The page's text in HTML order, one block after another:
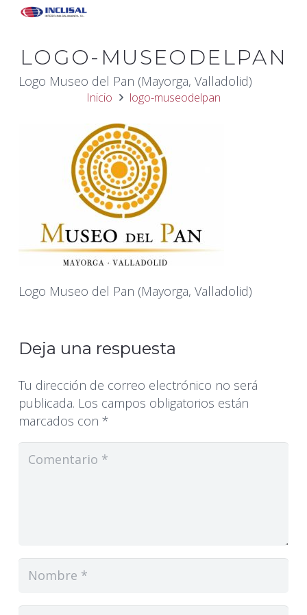
LOGO-MUSEODELPAN
Logo Museo del Pan (Mayorga, Valladolid)
Inicio logo-museodelpan
Logo Museo del Pan (Mayorga, Valladolid)
Deja una respuesta
Tu dirección de correo electrónico no será
publicada. Los campos obligatorios están
marcados con *